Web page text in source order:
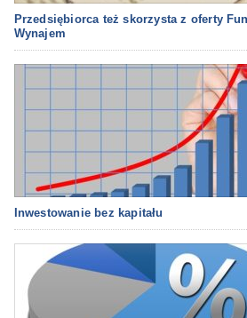
Przedsiębiorca też skorzysta z oferty
Wynajem
Inwestowanie bez kapitału